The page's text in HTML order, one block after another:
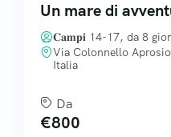
Un mare di
𝐂𝐚𝐦𝐩𝐢 14-17, da 8
Via Colonnello
Italia
Da
€800